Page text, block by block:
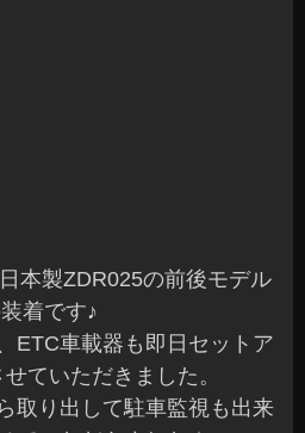
本製ZDR025の前後モデル
着です♪
ETC車載器も即日セットア
ていただきました。
取り出して駐車監視も出来